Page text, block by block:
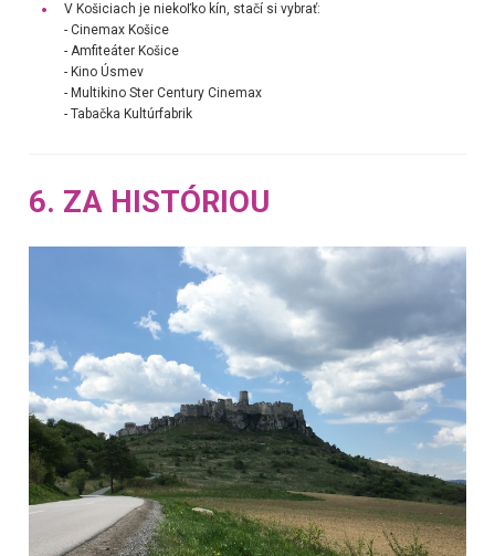
V Košiciach je niekoľko kín, stačí si vybrať:
- Cinemax Košice
- Amfiteáter Košice
- Kino Úsmev
- Multikino Ster Century Cinemax
- Tabačka Kultúrfabrik
6. ZA HISTÓRIOU